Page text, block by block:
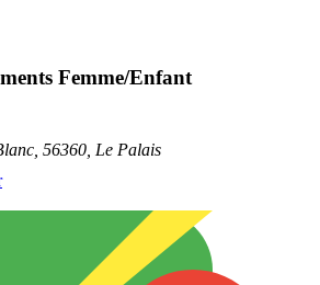
Femme/Enfant
56360, Le Palais